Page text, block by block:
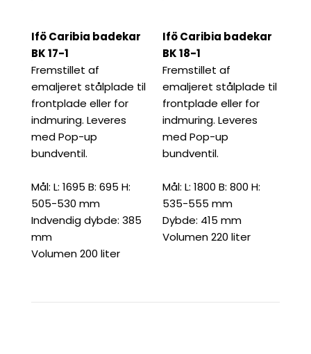
Ifö Caribia badekar
BK 17-1
Fremstillet af
emaljeret stålplade til
frontplade eller for
indmuring. Leveres
med Pop-up
bundventil.
Mål: L: 1695 B: 695 H:
505-530 mm
Indvendig dybde: 385
mm
Volumen 200 liter
Ifö Caribia badekar
BK 18-1
Fremstillet af
emaljeret stålplade til
frontplade eller for
indmuring. Leveres
med Pop-up
bundventil.
Mål: L: 1800 B: 800 H:
535-555 mm
Dybde: 415 mm
Volumen 220 liter